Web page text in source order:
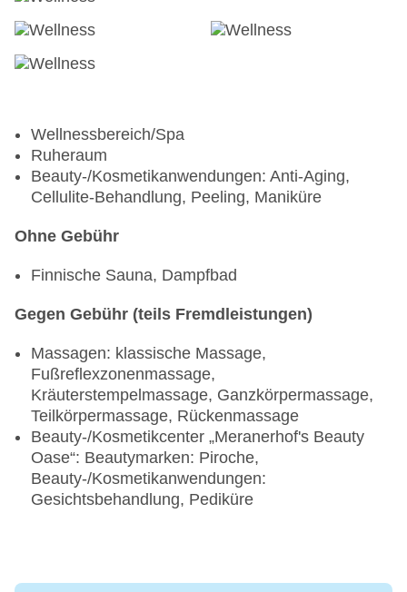
Wellnessbereich/Spa
Ruheraum
Beauty-/Kosmetikanwendungen: Anti-Aging,
Cellulite-Behandlung, Peeling, Maniküre
Ohne Gebühr
Finnische Sauna, Dampfbad
Gegen Gebühr (teils Fremdleistungen)
Massagen: klassische Massage,
Fußreflexzonenmassage,
Kräuterstempelmassage, Ganzkörpermassage,
Teilkörpermassage, Rückenmassage
Beauty-/Kosmetikcenter „Meranerhof's Beauty
Oase“: Beautymarken: Piroche,
Beauty-/Kosmetikanwendungen:
Gesichtsbehandlung, Pediküre